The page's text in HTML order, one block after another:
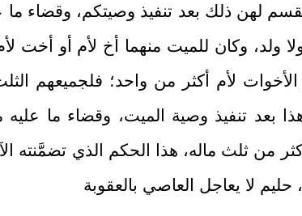
يُقسم لهن ذلك بعد تنفيذ وصيتكم،
ولد، وكان للميت منهما أخ لأم أو أخت
لأم أكثر من واحد؛ فلجميعهم
بعد تنفيذ وصية الميت، وقضاء ما
من ثلث ماله، هذا الحكم الذي تضمَّنته
حليم لا يعاجل العاصي بالعقوبة